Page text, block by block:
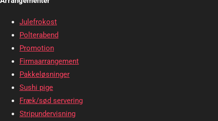
Julefrokost
Polterabend
Promotion
Firmaarrangement
Pakkeløsninger
Sushi pige
Fræk/sød servering
Stripundervisning